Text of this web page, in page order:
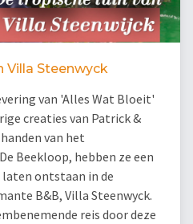
Villa Steenwyck
van 'Alles Wat Bloeit'
creaties van Patrick &
van het
Beekloop, hebben ze een
ontstaan in de
B&B, Villa Steenwyck.
reis door deze